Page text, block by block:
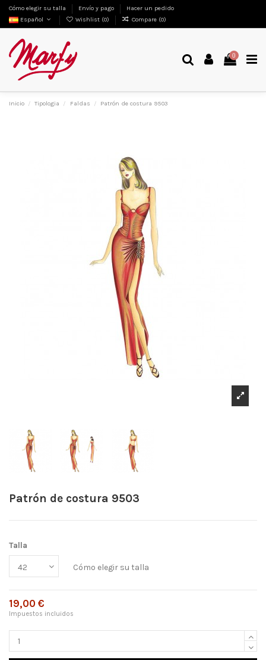
Cómo elegir su talla Envío y pago
Hacer un pedido
Español
Wishlist (0) Compare (0)
0
Inicio Tipologia Faldas Patrón de costura 9503
Patrón de costura 9503
Talla
Cómo elegir su talla
19,00 €
Impuestos incluidos